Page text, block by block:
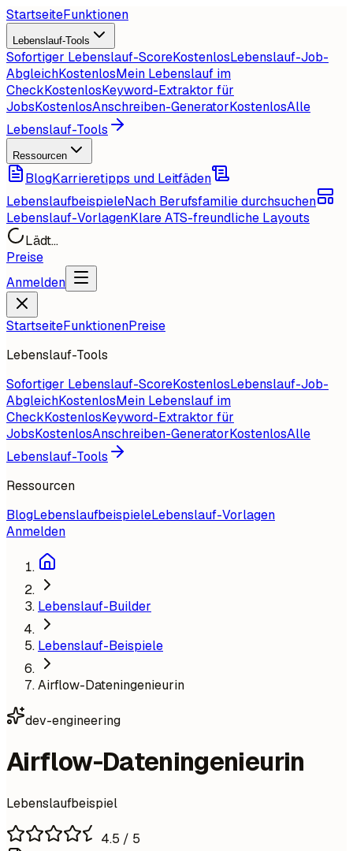
StartseiteFunktionen
Lebenslauf-Tools
Sofortiger Lebenslauf-ScoreKostenlosLebenslauf-Job-
AbgleichKostenlosMein Lebenslauf im
CheckKostenlosKeyword-Extraktor für
JobsKostenlosAnschreiben-GeneratorKostenlosAlle
Lebenslauf-Tools
Ressourcen
BlogKarrieretipps und Leitfäden
LebenslaufbeispieleNach Berufsfamilie durchsuchen
Lebenslauf-VorlagenKlare ATS-freundliche Layouts
Lädt...
Preise
Anmelden
StartseiteFunktionenPreise
Lebenslauf-Tools
Sofortiger Lebenslauf-ScoreKostenlosLebenslauf-Job-
AbgleichKostenlosMein Lebenslauf im
CheckKostenlosKeyword-Extraktor für
JobsKostenlosAnschreiben-GeneratorKostenlosAlle
Lebenslauf-Tools
Ressourcen
BlogLebenslaufbeispieleLebenslauf-Vorlagen
Anmelden
Lebenslauf-Builder
Lebenslauf-Beispiele
Airflow-Dateningenieurin
dev-engineering
Airflow-Dateningenieurin
Lebenslaufbeispiel
4.5 / 5